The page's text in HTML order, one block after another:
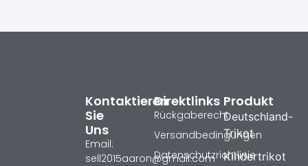
Produkt
Deutschland-
Trikot
Kindertrikot
Direktlinks
Rückgaberecht
Versandbedingungen
Datenschutzrichtlinie
Kontaktieren
Sie
Uns
Email:
sell2015aaron@gmail.com